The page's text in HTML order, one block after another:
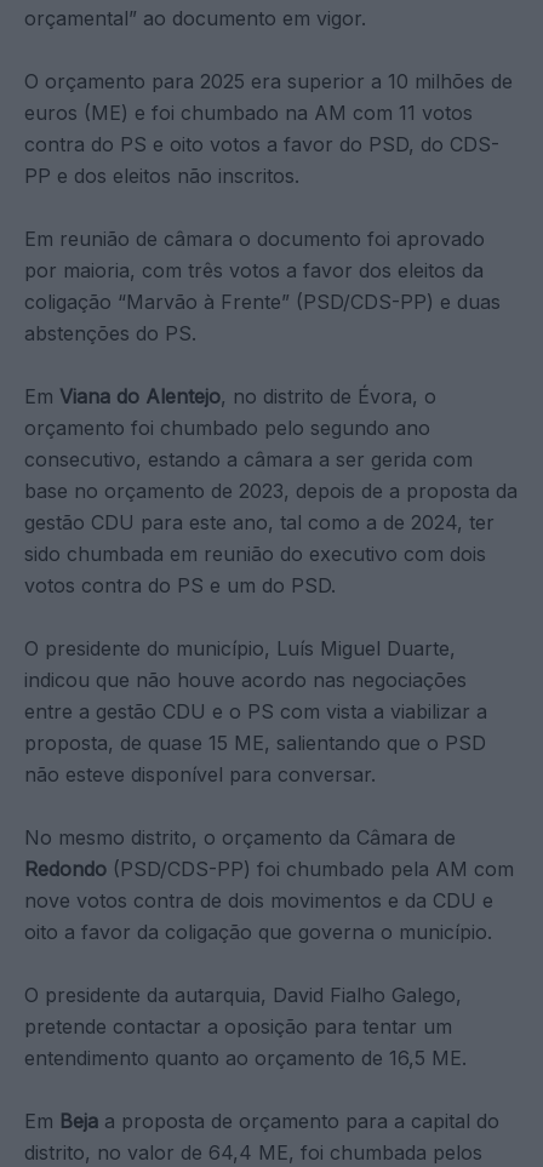
orçamental” ao documento em vigor.
O orçamento para 2025 era superior a 10 milhões de
euros (ME) e foi chumbado na AM com 11 votos
contra do PS e oito votos a favor do PSD, do CDS-
PP e dos eleitos não inscritos.
Em reunião de câmara o documento foi aprovado
por maioria, com três votos a favor dos eleitos da
coligação “Marvão à Frente” (PSD/CDS-PP) e duas
abstenções do PS.
Em Viana do Alentejo, no distrito de Évora, o
orçamento foi chumbado pelo segundo ano
consecutivo, estando a câmara a ser gerida com
base no orçamento de 2023, depois de a proposta da
gestão CDU para este ano, tal como a de 2024, ter
sido chumbada em reunião do executivo com dois
votos contra do PS e um do PSD.
O presidente do município, Luís Miguel Duarte,
indicou que não houve acordo nas negociações
entre a gestão CDU e o PS com vista a viabilizar a
proposta, de quase 15 ME, salientando que o PSD
não esteve disponível para conversar.
No mesmo distrito, o orçamento da Câmara de
Redondo (PSD/CDS-PP) foi chumbado pela AM com
nove votos contra de dois movimentos e da CDU e
oito a favor da coligação que governa o município.
O presidente da autarquia, David Fialho Galego,
pretende contactar a oposição para tentar um
entendimento quanto ao orçamento de 16,5 ME.
Em Beja a proposta de orçamento para a capital do
distrito, no valor de 64,4 ME, foi chumbada pelos